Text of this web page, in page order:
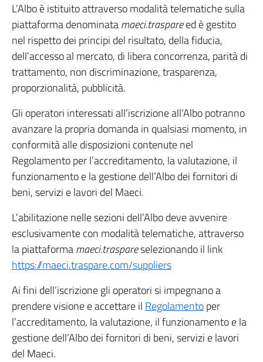
L’Albo è istituito attraverso modalità telematiche sulla
piattaforma denominatamaeci.traspareed è gestito
nel rispetto dei principi del risultato, della fiducia,
dell’accesso al mercato, di libera concorrenza, parità di
trattamento, non discriminazione, trasparenza,
proporzionalità, pubblicità.
Gli operatori interessati all’iscrizione all’Albo potranno
avanzare la propria domanda in qualsiasi momento, in
conformità alle disposizioni contenute nel
Regolamento per l’accreditamento, la valutazione, il
funzionamento e la gestione dell’Albo dei fornitori di
beni, servizi e lavori del Maeci.
L’abilitazione nelle sezioni dell’Albo deve avvenire
esclusivamente con modalità telematiche, attraverso
la piattaformamaeci.traspareselezionando il link
https://maeci.traspare.com/suppliers
Ai fini dell’iscrizione gli operatori si impegnano a
prendere visione e accettare il Regolamentoper
l’accreditamento, la valutazione, il funzionamento e la
gestione dell’Albo dei fornitori di beni, servizi e lavori
del Maeci.